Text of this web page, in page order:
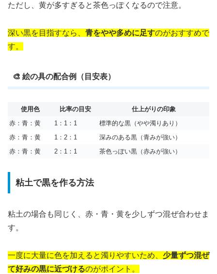
ただし、黄が多すぎると茶色っぽくなるので注意。
深い黒を目指すなら、 青をやや多めに足すのがおすすめで
す。
🎨 絵の具の配合例（目安表）
使用色 比率の目安
仕上がりの印象
赤：青：黄
1：1：1
標準的な黒（やや濁りあり）
赤：青：黄
1：2：1
深みのある黒（青みが強い）
赤：青：黄
2：1：1 茶色っぽい黒（赤みが強い）
粘土で黒を作る方法
粘土の場合も同じく、赤・青・黄を少しずつ混ぜ合わせま
す。
一度に大量に色を加えると濁りやすいため、 少量ずつ混ぜ
て好みの黒に近づけるのがポイント。